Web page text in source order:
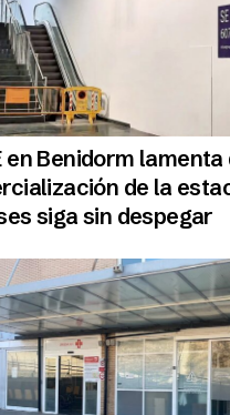
en Benidorm lamenta
de la
siga sin despegar